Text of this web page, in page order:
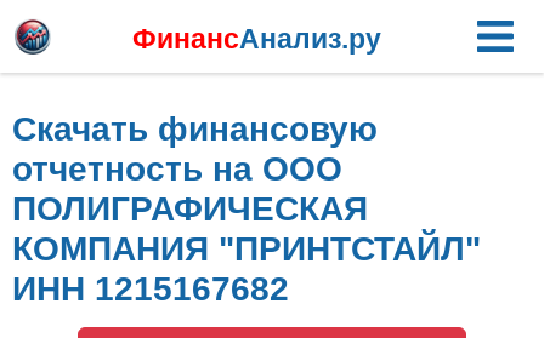
ФинансАнализ.ру
Скачать финансовую
отчетность на ООО
ПОЛИГРАФИЧЕСКАЯ
КОМПАНИЯ "ПРИНТСТАЙЛ"
ИНН 1215167682